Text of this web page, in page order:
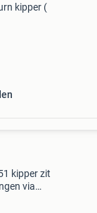
kipper (
kipper zit
via